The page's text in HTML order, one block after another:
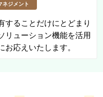
ネジメント
することだけにとどまり
リューション機能を活用
お応えいたします。